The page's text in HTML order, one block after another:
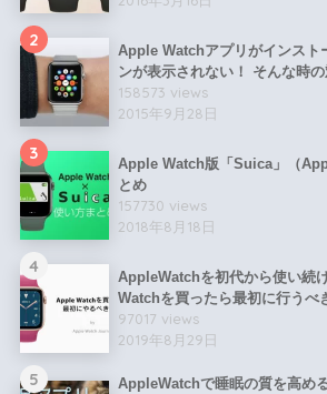
2
Apple Watchアプリがインスト
ンが表示されない！ そんな時の
158573 views
2015年9月28日
3
Apple Watch版「Suica」（
とめ
157730 views
2018年8月18日
4
AppleWatchを初代から使い続
Watchを買ったら最初に行うべ
97017 views
2019年8月29日
5
AppleWatchで睡眠の質を高め